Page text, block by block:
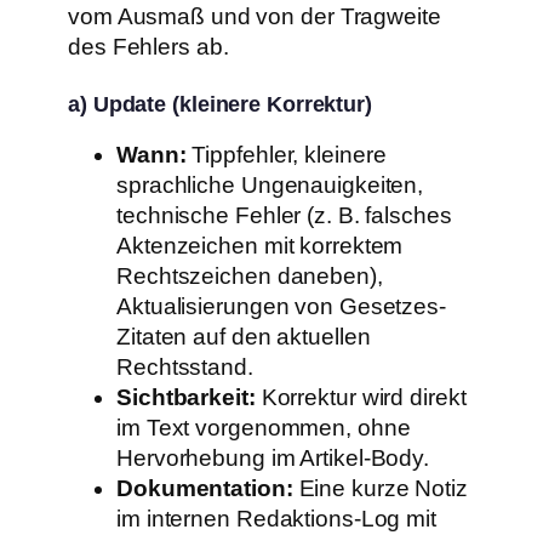
vom Ausmaß und von der Tragweite
des Fehlers ab.
a) Update (kleinere Korrektur)
Wann: Tippfehler, kleinere
sprachliche Ungenauigkeiten,
technische Fehler (z. B. falsches
Aktenzeichen mit korrektem
Rechtszeichen daneben),
Aktualisierungen von Gesetzes-
Zitaten auf den aktuellen
Rechtsstand.
Sichtbarkeit: Korrektur wird direkt
im Text vorgenommen, ohne
Hervorhebung im Artikel-Body.
Dokumentation: Eine kurze Notiz
im internen Redaktions-Log mit